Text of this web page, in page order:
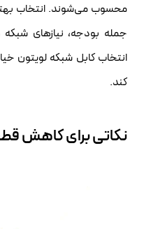
محسوب می‌شوند. انتخاب
جمله بودجه، نیازهای
انتخاب کابل شبکه لویتون
کند.
نکاتی برای کاهش